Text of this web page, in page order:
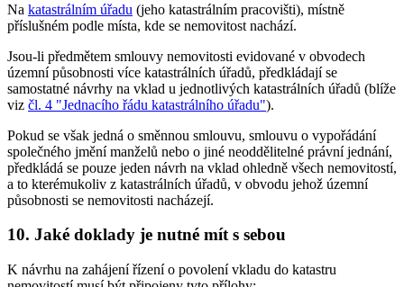
Na katastrálním úřadu (jeho katastrálním pracovišti), místně
příslušném podle místa, kde se nemovitost nachází.
Jsou-li předmětem smlouvy nemovitosti evidované v obvodech
územní působnosti více katastrálních úřadů, předkládají se
samostatné návrhy na vklad u jednotlivých katastrálních úřadů (blíže
viz čl. 4 "Jednacího řádu katastrálního úřadu").
Pokud se však jedná o směnnou smlouvu, smlouvu o vypořádání
společného jmění manželů nebo o jiné neoddělitelné právní jednání,
předkládá se pouze jeden návrh na vklad ohledně všech nemovitostí,
a to kterémukoliv z katastrálních úřadů, v obvodu jehož územní
působnosti se nemovitosti nacházejí.
10. Jaké doklady je nutné mít s sebou
K návrhu na zahájení řízení o povolení vkladu do katastru